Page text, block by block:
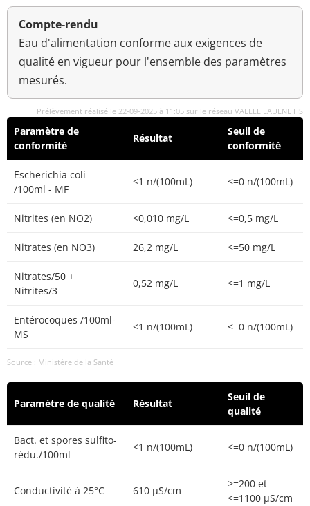
Compte-rendu
Eau d'alimentation conforme aux exigences de
qualité en vigueur pour l'ensemble des paramètres
mesurés.
Prélèvement réalisé le 22-09-2025 à 11:05 sur le réseau VALLEE EAULNE HS
Paramètre de
conformité
Résultat
Seuil de
conformité
Escherichia coli
/100ml - MF
<1 n/(100mL) <=0 n/(100mL)
Nitrites (en NO2) <0,010 mg/L <=0,5 mg/L
Nitrates (en NO3) 26,2 mg/L <=50 mg/L
Nitrates/50 +
Nitrites/3
0,52 mg/L <=1 mg/L
Entérocoques /100ml-
MS
<1 n/(100mL) <=0 n/(100mL)
Source : Ministère de la Santé
Paramètre de qualité Résultat
Seuil de
qualité
Bact. et spores sulfito-
rédu./100ml
<1 n/(100mL) <=0 n/(100mL)
Conductivité à 25°C 610 µS/cm
>=200 et
<=1100 µS/cm